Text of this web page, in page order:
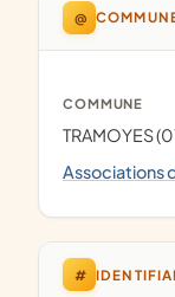
@
COMMUNE
TRAMOYES
Associations
#